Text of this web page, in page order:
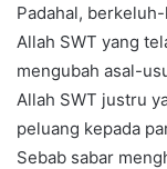
Padahal,
Allah SWT yang
mengubah asal-
Allah SWT justru
peluang kepada
Sebab sabar